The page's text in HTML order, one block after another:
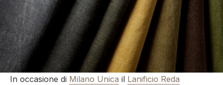
In occasione di Milano Unica il Lanificio Reda